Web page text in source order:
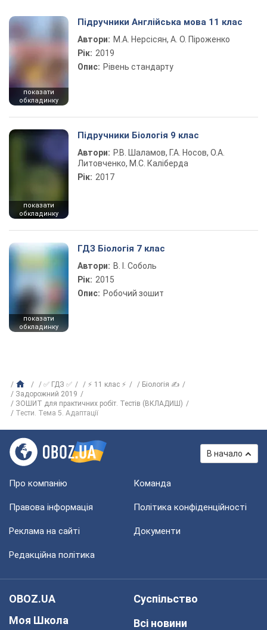
показати
обкладинку
Підручники Англійська мова 11 клас
Автори: М.А. Нерсісян, А. О. Піроженко
Рік: 2019
Опис: Рівень стандарту
показати
обкладинку
Підручники Біологія 9 клас
Автори: Р.В. Шаламов, Г.А. Носов, О.А.
Литовченко, М.С. Каліберда
Рік: 2017
показати
обкладинку
ГДЗ Біологія 7 клас
Автори: В. І. Соболь
Рік: 2015
Опис: Робочий зошит
✅ ГДЗ ✅ ⚡ 11 клас ⚡
Біологія ✍
Задорожний 2019
ЗОШИТ для практичних робіт. Тестів (ВКЛАДИШ)
Тести. Тема 5. Адаптації
В начало
Про компанію Команда
Правова інформація Політика конфіденційності
Реклама на сайті Документи
Редакційна політика
OBOZ.UA
Моя Школа
Суспільство
Всі новини